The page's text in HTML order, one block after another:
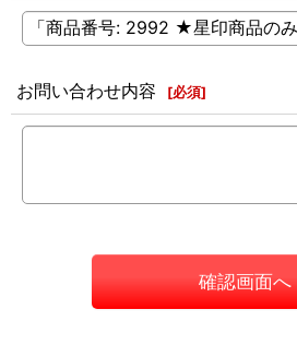
お問い合わせ内容 [必須]
確認画面へ